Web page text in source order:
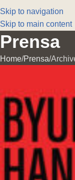
Skip to navigation
Skip to main content
Prensa
Home Prensa